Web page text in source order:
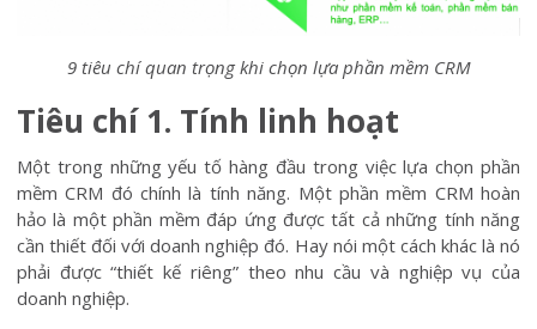
9 tiêu chí quan trọng khi chọn lựa phần mềm CRM
Tiêu chí 1. Tính linh hoạt
Một trong những yếu tố hàng đầu trong việc lựa chọn phần
mềm CRM đó chính là tính năng. Một phần mềm CRM hoàn
hảo là một phần mềm đáp ứng được tất cả những tính năng
cần thiết đối với doanh nghiệp đó. Hay nói một cách khác là nó
phải được “thiết kế riêng” theo nhu cầu và nghiệp vụ của
doanh nghiệp.